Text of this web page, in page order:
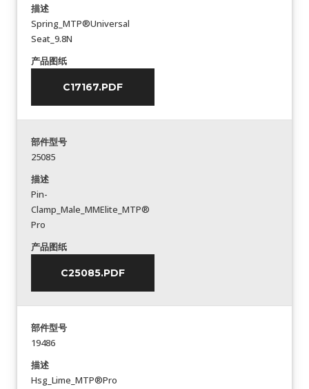
描述
Spring_MTP®Universal
Seat_9.8N
产品图纸
C17167.PDF
部件型号
25085
描述
Pin-
Clamp_Male_MMElite_MTP®
Pro
产品图纸
C25085.PDF
部件型号
19486
描述
Hsg_Lime_MTP®Pro